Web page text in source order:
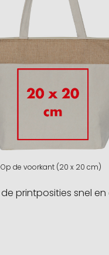
Op de voorkant (20 x 20 cm)
de printposities snel